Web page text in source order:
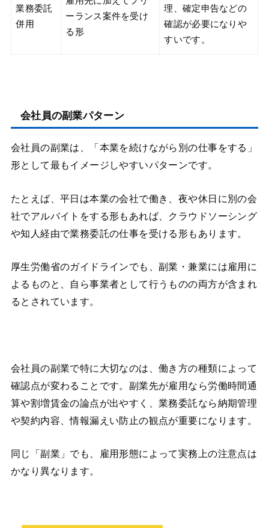
業務委託
併用
ーランス案件を受け
る形
理、確定申告などの
確認が必要になりや
すいです。
会社員の副業パターン
会社員の副業は、「本業を続けながら別の仕事をする」
形として最もイメージしやすいパターンです。
たとえば、平日は本業の会社で働き、夜や休日に別の会
社でアルバイトをする形もあれば、クラウドソーシング
や知人経由で業務委託の仕事を受ける形もあります。
厚生労働省のガイドラインでも、副業・兼業には雇用に
よるものと、自ら事業者として行うものの両方が含まれ
るとされています。
会社員の副業で特に大切なのは、働き方の種類によって
確認点が変わることです。副業先が雇用なら労働時間通
算や割増賃金の論点が出やすく、業務委託なら納期管理
や契約内容、情報漏えい防止の観点が重要になります。
同じ「副業」でも、雇用形態によって実務上の注意点は
かなり異なります。